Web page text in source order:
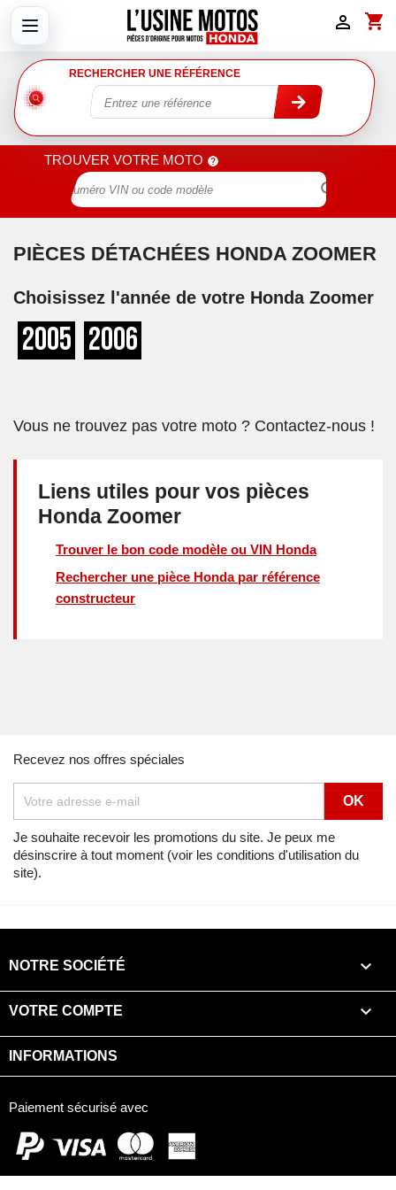
shopping_cart

RECHERCHER UNE RÉFÉRENCE
TROUVER VOTRE MOTO

PIÈCES DÉTACHÉES HONDA ZOOMER
Choisissez l'année de votre Honda Zoomer
2005 2006
Vous ne trouvez pas votre moto ? Contactez-nous !
Liens utiles pour vos pièces
Honda Zoomer
Trouver le bon code modèle ou VIN Honda
Rechercher une pièce Honda par référence
constructeur
Recevez nos offres spéciales
Je souhaite recevoir les promotions du site. Je peux me
désinscrire à tout moment (voir les conditions d'utilisation du
site).
NOTRE SOCIÉTÉ 
VOTRE COMPTE 
INFORMATIONS
Paiement sécurisé avec